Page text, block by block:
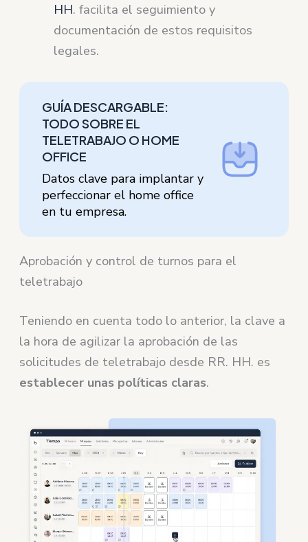
HH. facilita el seguimiento y
documentación de estos requisitos
legales.
GUÍA DESCARGABLE:
TODO SOBRE EL
TELETRABAJO O HOME
OFFICE
Datos clave para implantar y
perfeccionar el home office
en tu empresa.
Aprobación y control de turnos para el
teletrabajo
Teniendo en cuenta todo lo anterior, la clave a
la hora de agilizar la aprobación de las
solicitudes de teletrabajo desde RR. HH. es
establecer unas políticas claras.